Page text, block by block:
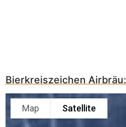
Bierkreiszeichen Airbräu:
Map Satellite